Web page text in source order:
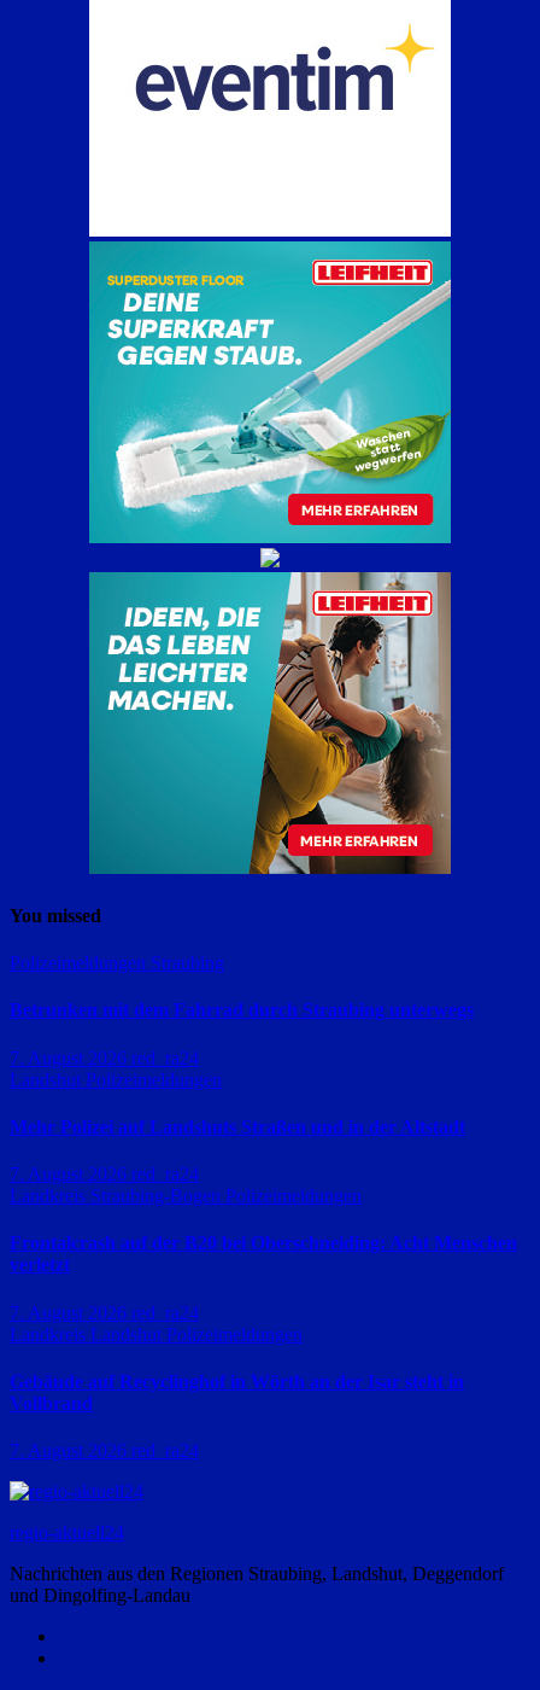
You missed
Polizeimeldungen Straubing
Betrunken mit dem Fahrrad durch Straubing unterwegs
7. August 2026 red_ra24
Landshut Polizeimeldungen
Mehr Polizei auf Landshuts Straßen und in der Altstadt
7. August 2026 red_ra24
Landkreis Straubing-Bogen Polizeimeldungen
Frontalcrash auf der B20 bei Oberschneiding: Acht Menschen
verletzt
7. August 2026 red_ra24
Landkreis Landshut Polizeimeldungen
Gebäude auf Recyclinghof in Wörth an der Isar steht in
Vollbrand
7. August 2026 red_ra24
regio-aktuell24
Nachrichten aus den Regionen Straubing, Landshut, Deggendorf
und Dingolfing-Landau